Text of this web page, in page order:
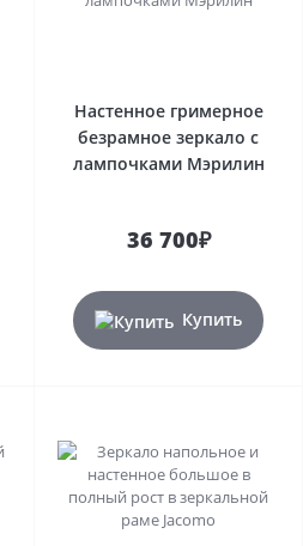
Настенное гримерное
безрамное зеркало с
лампочками Мэрилин
36 700₽
Купить